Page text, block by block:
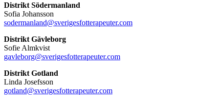
Distrikt Södermanland
Sofia Johansson
sodermanland@sverigesfotterapeuter.com
Distrikt Gävleborg
Sofie Almkvist
gavleborg@sverigesfotterapeuter.com
Distrikt Gotland
Linda Josefsson
gotland@sverigesfotterapeuter.com